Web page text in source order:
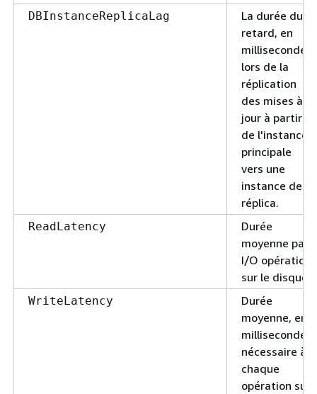
DBInstanceReplicaLag
La durée du
retard, en
millisecondes,
lors de la
réplication
des mises à
jour à partir
de l'instance
principale
vers une
instance de
réplica.
ReadLatency
Durée
moyenne par
I/O opération
sur le disque.
WriteLatency
Durée
moyenne, en
millisecondes,
nécessaire à
chaque
opération sur